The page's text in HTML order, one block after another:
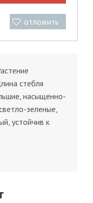
отложить
стебля
насыщенно-
зеленые,
устойчив к